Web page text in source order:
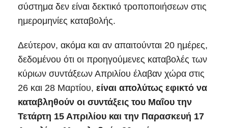
σύστημα δεν είναι δεκτικό τροποποιήσεων στις
ημερομηνίες καταβολής.
Δεύτερον, ακόμα και αν απαιτούνται 20 ημέρες,
δεδομένου ότι οι προηγούμενες καταβολές των
κύριων συντάξεων Απριλίου έλαβαν χώρα στις
26 και 28 Μαρτίου, είναι απολύτως εφικτό να
καταβληθούν οι συντάξεις του Μαΐου την
Τετάρτη 15 Απριλίου και την Παρασκευή 17